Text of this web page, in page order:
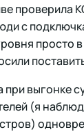
проверила
с
просто
при выгонке
(я